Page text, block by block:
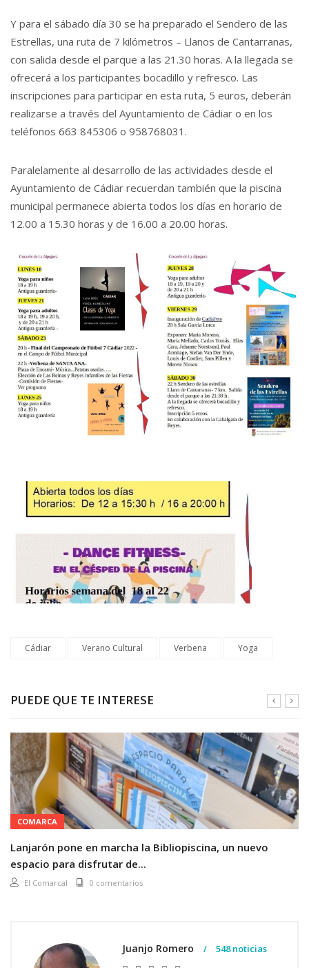
Y para el sábado día 30 se ha preparado el Sendero de las
Estrellas, una ruta de 7 kilómetros – Llanos de Cantarranas,
con salida desde el parque a las 21.30 horas. A la llegada se
ofrecerá a los participantes bocadillo y refresco. Las
inscripciones para participar en esta ruta, 5 euros, deberán
realizarse a través del Ayuntamiento de Cádiar o en los
teléfonos 663 845306 o 958768031.
Paralelamente al desarrollo de las actividades desde el
Ayuntamiento de Cádiar recuerdan también que la piscina
municipal permanece abierta todos los días en horario de
12.00 a 15.30 horas y de 16.00 a 20.00 horas.
Cádiar Verano Cultural Verbena Yoga
PUEDE QUE TE INTERESE
COMARCA
Lanjarón pone en marcha la Bibliopiscina, un nuevo
espacio para disfrutar de...
El Comarcal 0 comentarios
Juanjo Romero 548 noticias